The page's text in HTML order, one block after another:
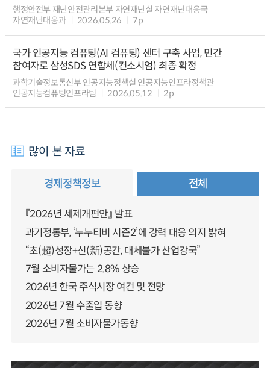
행정안전부 재난안전관리본부 자연재난실 자연재난대응국
자연재난대응과
2026.05.26 7p
국가 인공지능 컴퓨팅(AI 컴퓨팅) 센터 구축 사업, 민간
참여자로 삼성SDS 연합체(컨소시엄) 최종 확정
과학기술정보통신부 인공지능정책실 인공지능인프라정책관
인공지능컴퓨팅인프라팀
2026.05.12 2p
많이 본 자료
경제정책정보 전체
『2026년 세제개편안』 발표
과기정통부, ‘누누티비 시즌2’에 강력 대응 의지 밝혀
“초(超)성장+신(新)공간, 대체불가 산업강국”
7월 소비자물가는 2.8% 상승
2026년 한국 주식시장 여건 및 전망
2026년 7월 수출입 동향
2026년 7월 소비자물가동향